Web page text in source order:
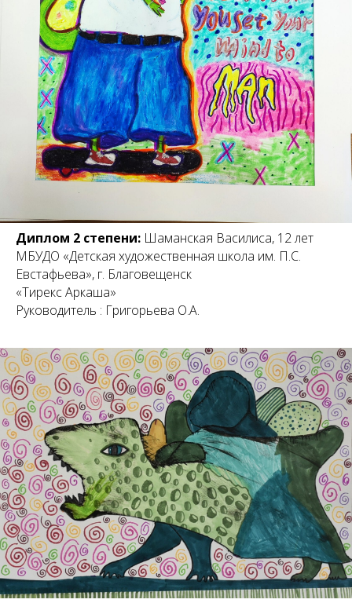
Диплом 2 степени: Шаманская Василиса, 12 лет
МБУДО «Детская художественная школа им. П.С.
Евстафьева», г. Благовещенск
«Тирекс Аркаша»
Руководитель : Григорьева О.А.